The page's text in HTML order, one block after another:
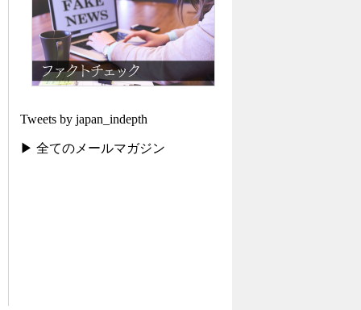
Tweets by japan_indepth
▶ 全てのメールマガジン